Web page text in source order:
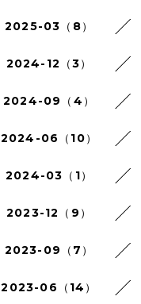
2025-03（8）
2024-12（3）
2024-09（4）
2024-06（10）
2024-03（1）
2023-12（9）
2023-09（7）
2023-06（14）